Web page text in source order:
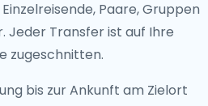
Paare, Gruppen
Transfer ist auf Ihre
zugeschnitten.
bis zur Ankunft am Zielort